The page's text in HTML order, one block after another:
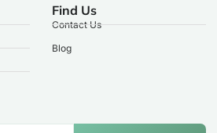
Find Us
Contact Us
Blog